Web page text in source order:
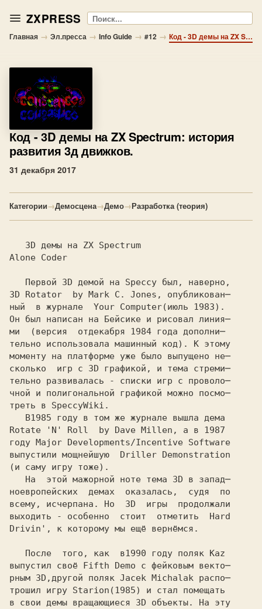
ZXPRESS Поиск
Главная → Эл.пресса → Info Guide → #12 → Код - 3D демы на ZX Spectrum: история развития 3д движков.
Код - 3D демы на ZX Spectrum: история
развития 3д движков.
31 декабря 2017
Категории→Демосцена→Демо→Разработка (теория)
Alone Coder
3D Rotator  by Mark C. Jones, опубликован─
ный  в журнале  Your Computer
Он был написан на Бейсике и рисовал линия─
ми  (версия  от
тельно использовала машинный код). К этому
моменту на платформе уже было выпущено не─
сколько  игр с 3D графикой, и тема стреми─
тельно развивалась - списки игр с проволо─
чной и полигональной графикой можно посмо─
треть в SpeccyWiki.
   В
Rotate 'N' Roll  by Dave Millen, а в
году Major Developments/Incentive Software
выпустили мощнейшую  Driller Demonstration
(и саму игру тоже).
ноевропейских  демах  оказалась,  судя  по
всему, исчерпана. Но  3D  игры  продолжали
выходить - особенно  стоит  отметить  Hard
Drivin', к которому мы ещё вернёмся.
   После  того, как  в
выпустил своё Fifth Demo с фейковым векто─
рным 3D,другой поляк Jacek Michalak распо─
трошил игру Starion
в свои демы вращающиеся 3D объекты. На эту